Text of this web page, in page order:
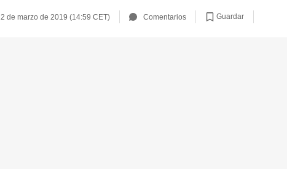
de marzo de 2019 (14:59 CET) Comentarios Guardar